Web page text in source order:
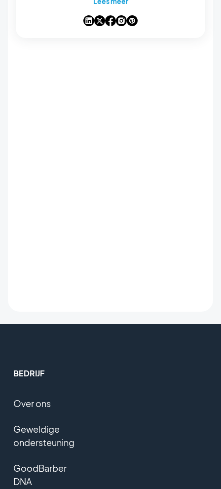
analyses van de trends die de wereld van
mobiele apps en no-code veranderen, en
BEDRIJF
Over ons
Geweldige
ondersteuning
GoodBarber
DNA